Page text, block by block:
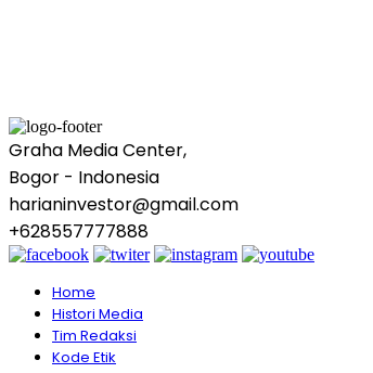
Graha Media Center,
Bogor - Indonesia
harianinvestor@gmail.com
+628557777888
Home
Histori Media
Tim Redaksi
Kode Etik